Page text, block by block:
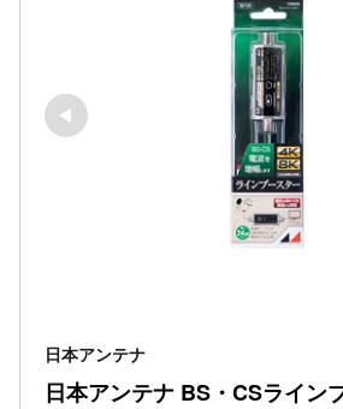
日本アンテナ
日本アンテナ BS・CSライン